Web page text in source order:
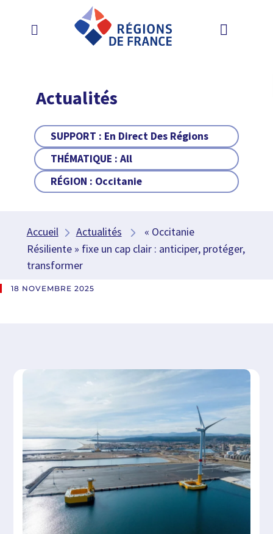
Actualités
SUPPORT : En Direct Des Régions
THÉMATIQUE :All
RÉGION : Occitanie
Accueil Actualités
« Occitanie
Résiliente » fixe un cap clair : anticiper, protéger,
transformer
18 NOVEMBRE 2025